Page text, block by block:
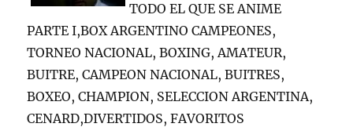
TODO EL QUE SE ANIME
PARTE I,BOX ARGENTINO CAMPEONES,
TORNEO NACIONAL, BOXING, AMATEUR,
BUITRE, CAMPEON NACIONAL, BUITRES,
BOXEO, CHAMPION, SELECCION ARGENTINA,
CENARD,DIVERTIDOS, FAVORITOS